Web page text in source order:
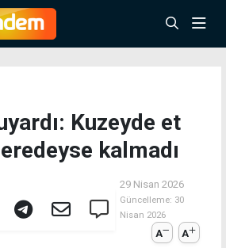
Kuzeyde et
kalmadı
29 Nisan 2026
Güncelleme: 30
Nisan 2026
A A